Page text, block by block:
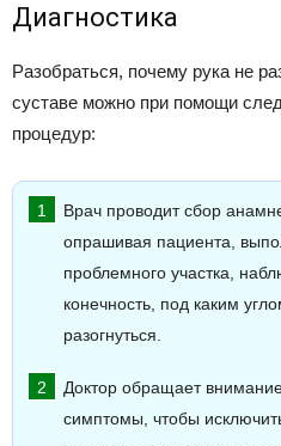
Диагностика
Разобраться, почему рука не
суставе можно при помощи
процедур:
Врач проводит сбор
опрашивая пациента,
проблемного участка,
конечность, под каким
разогнуться.
Доктор обращает
симптомы, чтобы